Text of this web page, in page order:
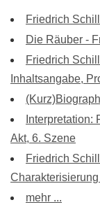
Friedrich
Die Räuber -
Friedrich
Inhaltsangabe,
Interpretation:
Akt, 6. Szene
Friedrich
mehr ...